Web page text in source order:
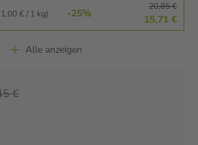
€ / 1 kg) -25%
20,85 €
15,71 €
Alle anzeigen
€